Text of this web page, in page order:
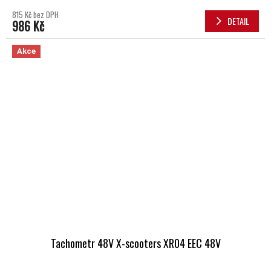
815 Kč bez DPH
986 Kč DETAIL
Akce
Tachometr 48V X-scooters XR04 EEC 48V